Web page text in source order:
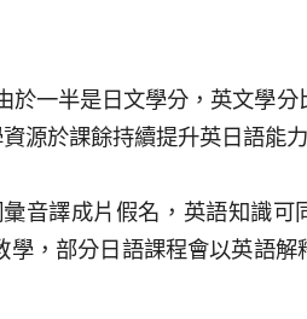
一半是日文學分，英文學分
源於課餘持續提升英日語能力
音譯成片假名，英語知識可
，部分日語課程會以英語解